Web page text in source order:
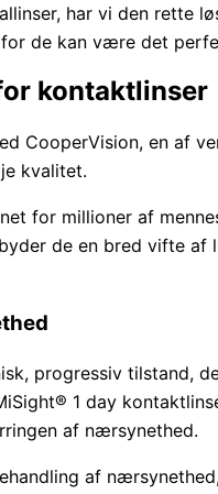
har vi den rette
de kan være det
kontaktlinser
CooperVision, en af
kvalitet.
for millioner af
de en bred vifte af
progressiv tilstand,
1 day
af nærsynethed.
af